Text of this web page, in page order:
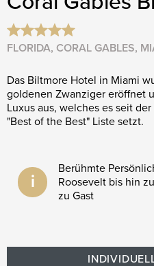
FLORIDA, CORAL GABLES,
Das Biltmore Hotel in Miami
goldenen Zwanziger eröffnet
Luxus aus, welches es seit
"Best of the Best" Liste setzt.
i
Berühmte
Roosevelt bis hin
zu Gast